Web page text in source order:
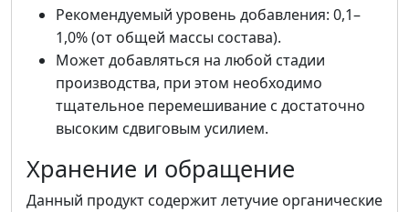
Рекомендуемый уровень добавления: 0,1–
1,0% (от общей массы состава).
Может добавляться на любой стадии
производства, при этом необходимо
тщательное перемешивание с достаточно
высоким сдвиговым усилием.
Хранение и обращение
Данный продукт содержит летучие органические